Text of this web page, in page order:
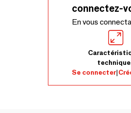
connectez-
En vous
Se connecter|